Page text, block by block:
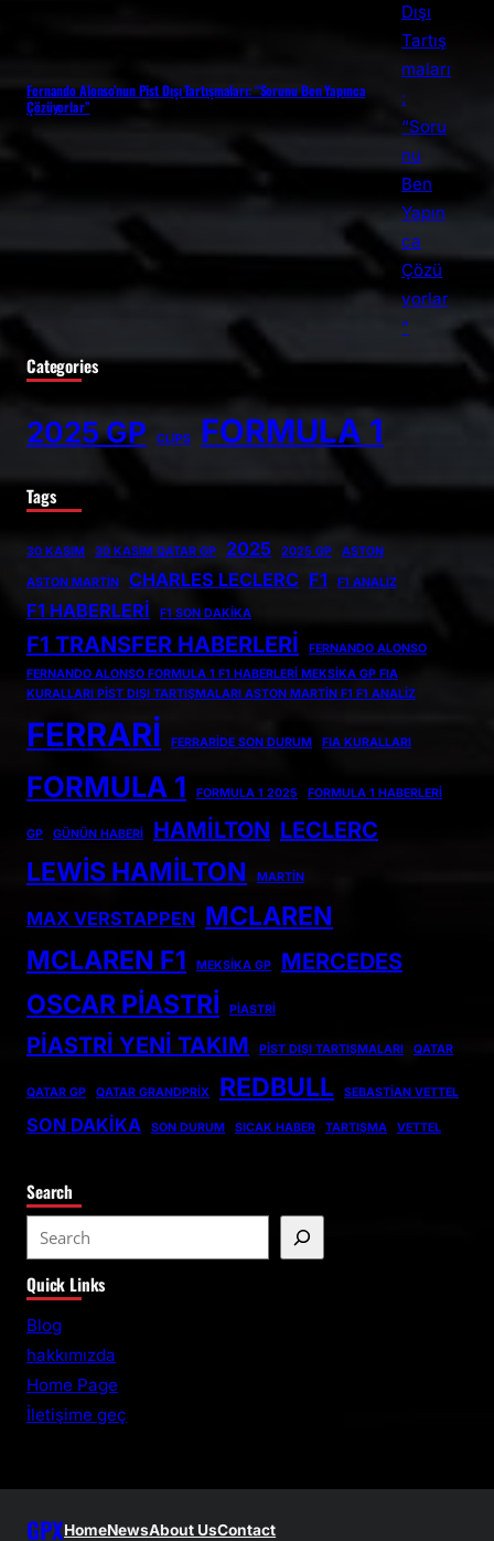
Fernando Alonso’nun Pist Dışı Tartışmaları: “Sorunu Ben Yapınca
Çözüyorlar”
Categories
2025 GP CLİPS FORMULA 1
Tags
30 KASIM 30 KASIM QATAR GP 2025 2025 GP ASTON
ASTON MARTIN CHARLES LECLERC F1 F1 ANALIZ
F1 HABERLERI F1 SON DAKIKA
F1 TRANSFER HABERLERI
FERNANDO ALONSO
FERNANDO ALONSO FORMULA 1 F1 HABERLERI MEKSIKA GP FIA
KURALLARI PIST DIŞI TARTIŞMALARI ASTON MARTIN F1 F1 ANALIZ
FERRARI FERRARIDE SON DURUM FIA KURALLARI
FORMULA 1 FORMULA 1 2025 FORMULA 1 HABERLERI
GP GÜNÜN HABERI HAMILTON LECLERC
LEWIS HAMILTON MARTIN
MAX VERSTAPPEN MCLAREN
MCLAREN F1
MEKSIKA GP MERCEDES
OSCAR PIASTRI PIASTRI
PIASTRI YENI TAKIM PIST DIŞI TARTIŞMALARI QATAR
QATAR GP QATAR GRANDPRIX REDBULL SEBASTIAN VETTEL
SON DAKIKA SON DURUM SICAK HABER TARTIŞMA VETTEL
Search
e
a
r
Quick Links
Blog
hakkımızda
Home Page
İletişime geç
GPXHomeNewsAbout UsContact